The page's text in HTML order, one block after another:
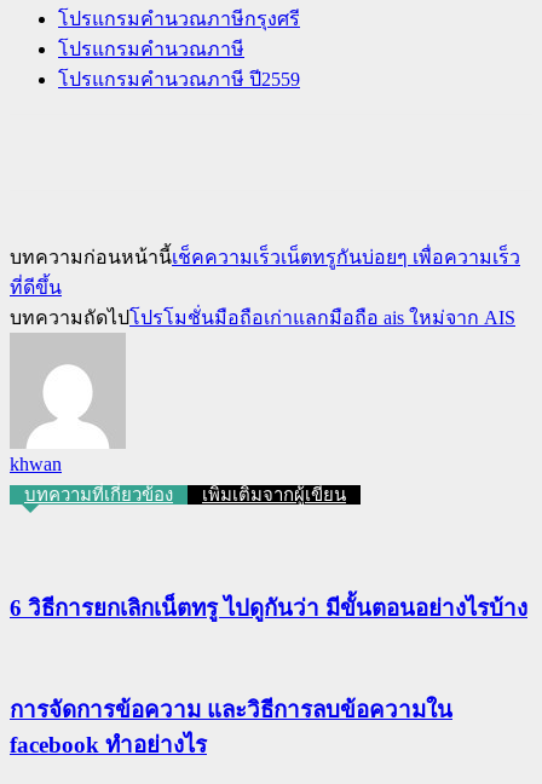
โปรแกรมคำนวณภาษีกรุงศรี
โปรแกรมคํานวณภาษี
โปรแกรมคํานวณภาษี ปี2559
บทความก่อนหน้านี้เช็คความเร็วเน็ตทรูกันบ่อยๆ เพื่อความเร็ว
ที่ดีขึ้น
บทความถัดไปโปรโมชั่นมือถือเก่าแลกมือถือ ais ใหม่จาก AIS
khwan
บทความที่เกี่ยวข้อง เพิ่มเติมจากผู้เขียน
6 วิธีการยกเลิกเน็ตทรู ไปดูกันว่า มีขั้นตอนอย่างไรบ้าง
การจัดการข้อความ และวิธีการลบข้อความใน
facebook ทำอย่างไร